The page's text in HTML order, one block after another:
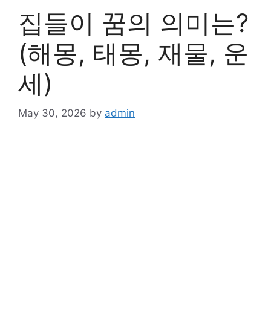
집들이 꿈의 의미는?
(해몽, 태몽, 재물, 운
세)
May 30, 2026 by admin